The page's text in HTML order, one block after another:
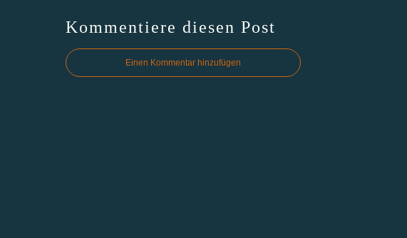
Kommentiere diesen Post
Einen Kommentar hinzufügen